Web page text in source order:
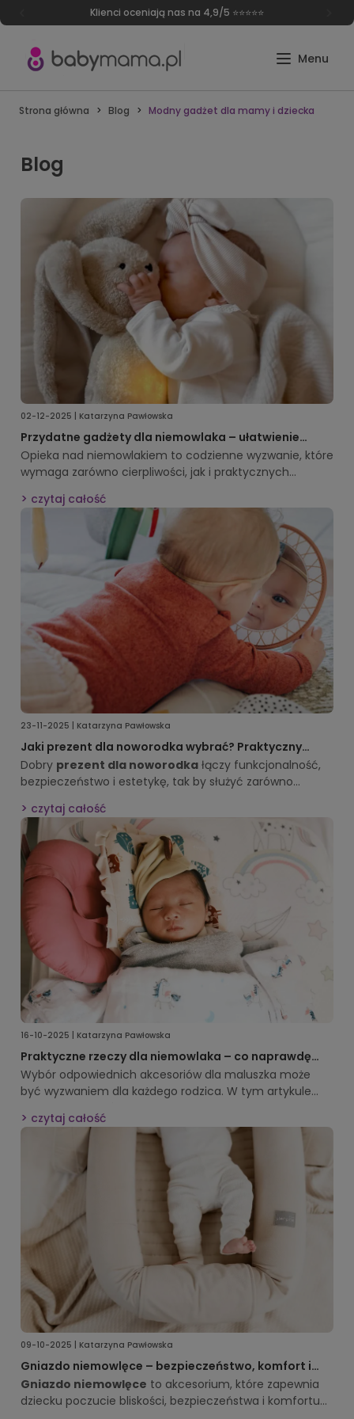
Darmowa dostawa od 249 zł
Strona główna Blog Modny gadżet dla mamy i dziecka
Blog
02-12-2025 | Katarzyna Pawłowska
Przydatne gadżety dla niemowlaka – ułatwienie
codziennej opieki
Opieka nad niemowlakiem to codzienne wyzwanie, które
wymaga zarówno cierpliwości, jak i praktycznych
niemowlakapomagają rodzicom w pielęgnacji,
karmieniu i zabawie, sprawiając, że każdy dzień staje się
łatwiejszy i bardziej komfortowy. W tym artykule
przedstawiamy najciekawsze i najbardziej funkcjonalne
produkty, które sprawdzają się od pierwszych dni życia
dziecka, a także praktyczne porady dotyczące ich
zastosowania.
czytaj całość
23-11-2025 | Katarzyna Pawłowska
Jaki prezent dla noworodka wybrać? Praktyczny
poradnik i najlepsze inspiracje
Dobry prezent dla noworodka łączy funkcjonalność,
bezpieczeństwo i estetykę, tak by służyć zarówno
znajdziesz rzetelne wskazówki oraz inspiracje, które
ułatwią wybór idealnegoprezentu dla noworodka
czytaj całość
16-10-2025 | Katarzyna Pawłowska
Praktyczne rzeczy dla niemowlaka – co naprawdę
warto mieć
Wybór odpowiednich akcesoriów dla maluszka może
być wyzwaniem dla każdego rodzica. W tym artykule
niemowlakasprawdzą się najlepiej w codziennej opiece
i ułatwią życie zarówno dziecku, jak i rodzicom. Dzięki
naszym wskazówkom łatwiej przygotujesz wyprawkę i
unikniesz zbędnych zakupów.
czytaj całość
09-10-2025 | Katarzyna Pawłowska
Gniazdo niemowlęce – bezpieczeństwo, komfort i
spokojny sen Twojego dziecka
Gniazdo niemowlęce to akcesorium, które zapewnia
dziecku poczucie bliskości, bezpieczeństwa i komfortu